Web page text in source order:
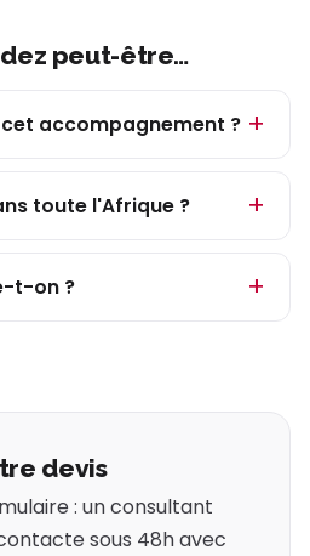
peut-être…
accompagnement ?
toute l'Afrique ?
t-on ?
devis
: un consultant
sous 48h avec